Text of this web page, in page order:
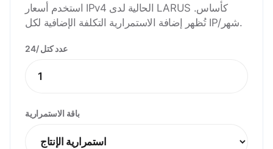
استخدم أسعار IPv4 الحالية لدى LARUS كأساس.
تُظهر إضافة الاستمرارية التكلفة الإضافية لكل IP/شهر.
عدد كتل /24
باقة الاستمرارية